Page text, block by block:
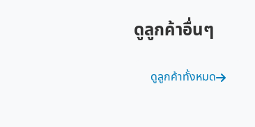
ดูลูกค้าอื่นๆ
ดูลูกค้าทั้งหมด